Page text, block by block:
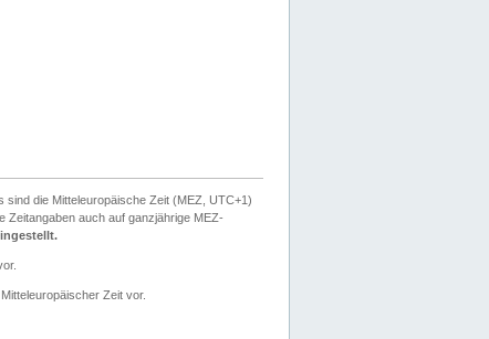
die Mitteleuropäische Zeit (MEZ, UTC+1)
Zeitangaben auch auf ganzjährige MEZ-
Zeit vor.